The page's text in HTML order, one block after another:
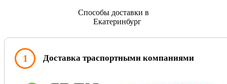
Способы доставки в
Екатеринбург
1 Доставка траспортными компаниями